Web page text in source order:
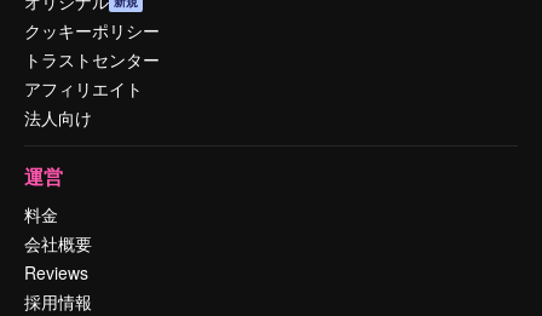
クッキーポリシー
トラストセンター
アフィリエイト
法人向け
運営
料金
会社概要
Reviews
採用情報